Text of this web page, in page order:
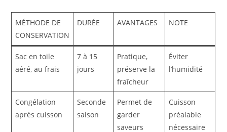
MÉTHODE DE
CONSERVATION
DURÉE AVANTAGES NOTE
Sac en toile
aéré, au frais
7 à 15
jours
Pratique,
préserve la
fraîcheur
Éviter
l’humidité
Congélation
après cuisson
Seconde
saison
Permet de
garder
saveurs
Cuisson
préalable
nécessaire